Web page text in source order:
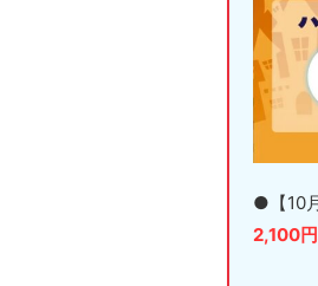
●【10
2,100